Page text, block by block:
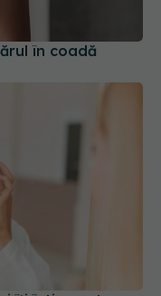
îți întinerește
crema de